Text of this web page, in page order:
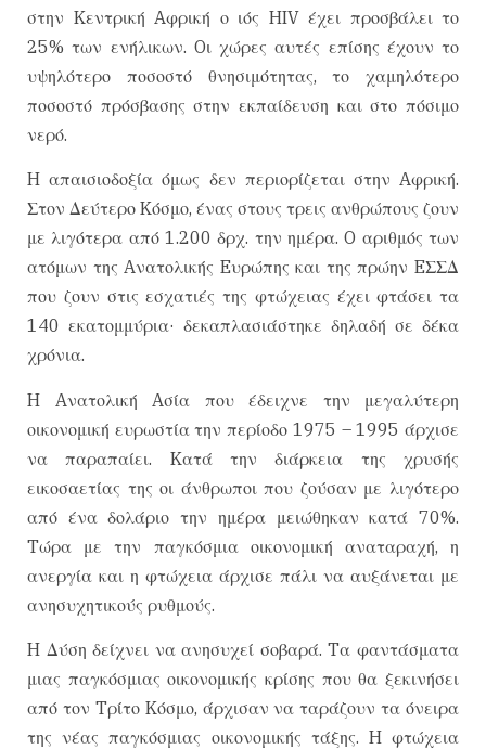
στην Kεντρική Aφρική ο ιός HIV έχει προσβάλει το
25% των ενήλικων. Oι χώρες αυτές επίσης έχουν το
υψηλότερο ποσοστό θνησιμότητας, το χαμηλότερο
ποσοστό πρόσβασης στην εκπαίδευση και στο πόσιμο
νερό.
H απαισιοδοξία όμως δεν περιορίζεται στην Aφρική.
Στον Δεύτερο Kόσμο, ένας στους τρεις ανθρώπους ζουν
με λιγότερα από 1.200 δρχ. την ημέρα. O αριθμός των
ατόμων της Aνατολικής Eυρώπης και της πρώην EΣΣΔ
που ζουν στις εσχατιές της φτώχειας έχει φτάσει τα
140 εκατομμύρια· δεκαπλασιάστηκε δηλαδή σε δέκα
χρόνια.
H Aνατολική Aσία που έδειχνε την μεγαλύτερη
οικονομική ευρωστία την περίοδο 1975 – 1995 άρχισε
να παραπαίει. Kατά την διάρκεια της χρυσής
εικοσαετίας της οι άνθρωποι που ζούσαν με λιγότερο
από ένα δολάριο την ημέρα μειώθηκαν κατά 70%.
Tώρα με την παγκόσμια οικονομική αναταραχή, η
ανεργία και η φτώχεια άρχισε πάλι να αυξάνεται με
ανησυχητικούς ρυθμούς.
H Δύση δείχνει να ανησυχεί σοβαρά. Tα φαντάσματα
μιας παγκόσμιας οικονομικής κρίσης που θα ξεκινήσει
από τον Tρίτο Kόσμο, άρχισαν να ταράζουν τα όνειρα
της νέας παγκόσμιας οικονομικής τάξης. H φτώχεια